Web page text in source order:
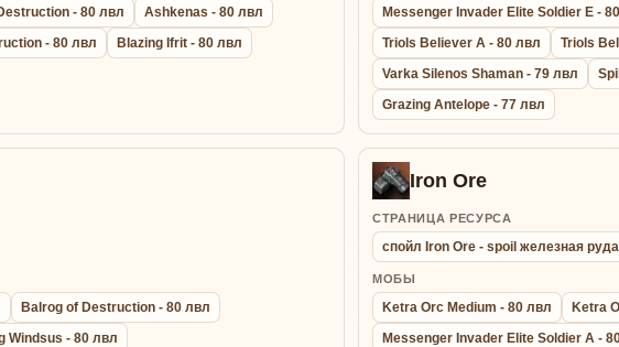
- 80 лвл
Ashkenas - 80 лвл
- 80 лвл
Blazing Ifrit - 80 лвл
Messenger Invader Elite Soldier E -
Triols Believer A - 80 лвл
Triols
Varka Silenos Shaman - 79 лвл
Grazing Antelope - 77 лвл
Balrog of Destruction - 80 лвл
Windsus - 80 лвл
Iron Ore
СТРАНИЦА РЕСУРСА
спойл Iron Ore - spoil железная руда
МОБЫ
Ketra Orc Medium - 80 лвл Ketra
Messenger Invader Elite Soldier A -